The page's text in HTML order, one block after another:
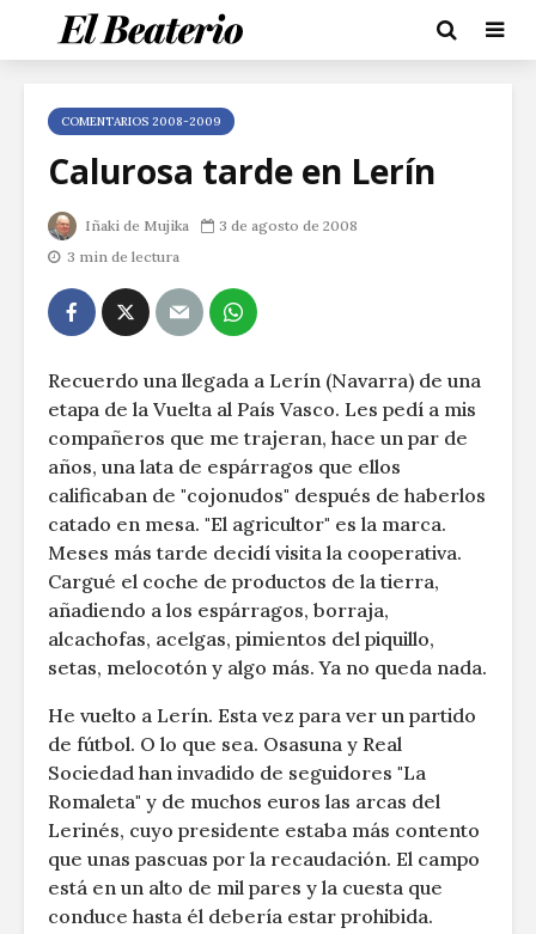
COMENTARIOS 2008-2009
Calurosa tarde en Lerín
Iñaki de Mujika
3 de agosto de 2008
3 min de lectura
Recuerdo una llegada a Lerín (Navarra) de una
etapa de la Vuelta al País Vasco. Les pedí a mis
compañeros que me trajeran, hace un par de
años, una lata de espárragos que ellos
calificaban de "cojonudos" después de haberlos
catado en mesa. "El agricultor" es la marca.
Meses más tarde decidí visita la cooperativa.
Cargué el coche de productos de la tierra,
añadiendo a los espárragos, borraja,
alcachofas, acelgas, pimientos del piquillo,
setas, melocotón y algo más. Ya no queda nada.
He vuelto a Lerín. Esta vez para ver un partido
de fútbol. O lo que sea. Osasuna y Real
Sociedad han invadido de seguidores "La
Romaleta" y de muchos euros las arcas del
Lerinés, cuyo presidente estaba más contento
que unas pascuas por la recaudación. El campo
está en un alto de mil pares y la cuesta que
conduce hasta él debería estar prohibida.